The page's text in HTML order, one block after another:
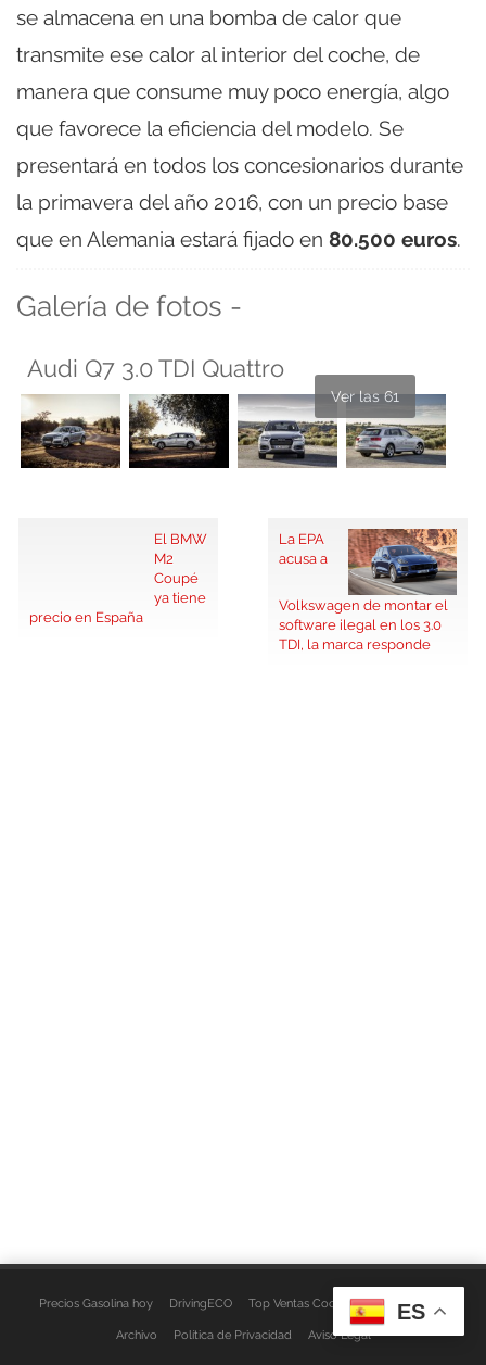
se almacena en una bomba de calor que
transmite ese calor al interior del coche, de
manera que consume muy poco energía, algo
que favorece la eficiencia del modelo. Se
presentará en todos los concesionarios durante
la primavera del año 2016, con un precio base
que en Alemania estará fijado en 80.500 euros.
Galería de fotos -
Audi Q7 3.0 TDI Quattro
Ver las 61
El BMW
M2
Coupé
ya tiene
precio en España
La EPA
acusa a
Volkswagen de montar el
software ilegal en los 3.0
TDI, la marca responde
Precios Gasolina hoy DrivingECO Top Ventas Coches EspacioFurgo
Archivo Política de Privacidad Aviso Legal
ES